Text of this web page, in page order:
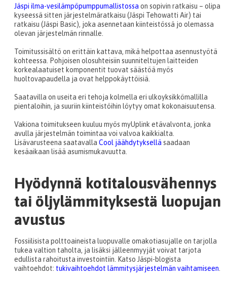
Jäspi ilma-vesilämpöpumppumallistossa on sopivin ratkaisu – olipa
kyseessä sitten järjestelmäratkaisu (Jäspi Tehowatti Air) tai
ratkaisu (Jäspi Basic), joka asennetaan kiinteistössä jo olemassa
olevan järjestelmän rinnalle.
Toimitussisältö on erittäin kattava, mikä helpottaa asennustyötä
kohteessa. Pohjoisen olosuhteisiin suunniteltujen laitteiden
korkealaatuiset komponentit tuovat säästöä myös
huoltovapaudella ja ovat helppokäyttöisiä.
Saatavilla on useita eri tehoja kolmella eri ulkoyksikkömallilla
pientaloihin, ja suuriin kiinteistöihin löytyy omat kokonaisuutensa.
Vakiona toimitukseen kuuluu myös myUplink etävalvonta, jonka
avulla järjestelmän toimintaa voi valvoa kaikkialta.
Lisävarusteena saatavalla Cool jäähdytyksellä saadaan
kesäaikaan lisää asumismukavuutta.
Hyödynnä kotitalousvähennys
tai öljylämmityksestä luopujan
avustus
Fossiilisista polttoaineista luopuvalle omakotiasujalle on tarjolla
tukea valtion taholta, ja lisäksi jälleenmyyjät voivat tarjota
edullista rahoitusta investointiin. Katso Jäspi-blogista
vaihtoehdot: tukivaihtoehdot lämmitysjärjestelmän vaihtamiseen.